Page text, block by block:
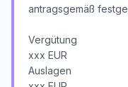
antragsgemäß
Vergütung
xxx EUR
Auslagen